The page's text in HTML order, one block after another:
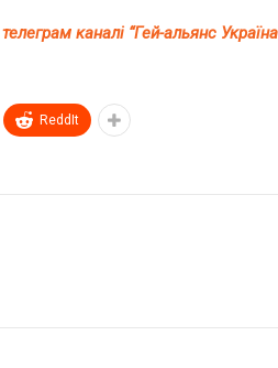
телеграм каналі “Гей-альянс
ReddIt